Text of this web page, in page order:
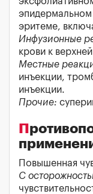
эритеме,
Инфузионные
крови к
Местные
инъекции,
инъекции.
Прочие:
Противопоказания к
Повышенная
С